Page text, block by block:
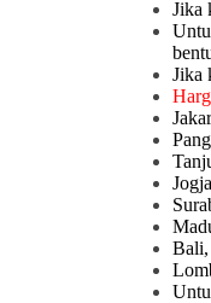
Jika
Jika
Bali,